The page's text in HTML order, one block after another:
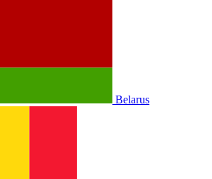
Belarus